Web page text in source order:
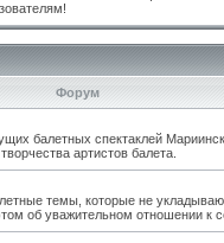
Форум
балетных спектаклей
артистов балета.
темы, которые не
об уважительном отношении к